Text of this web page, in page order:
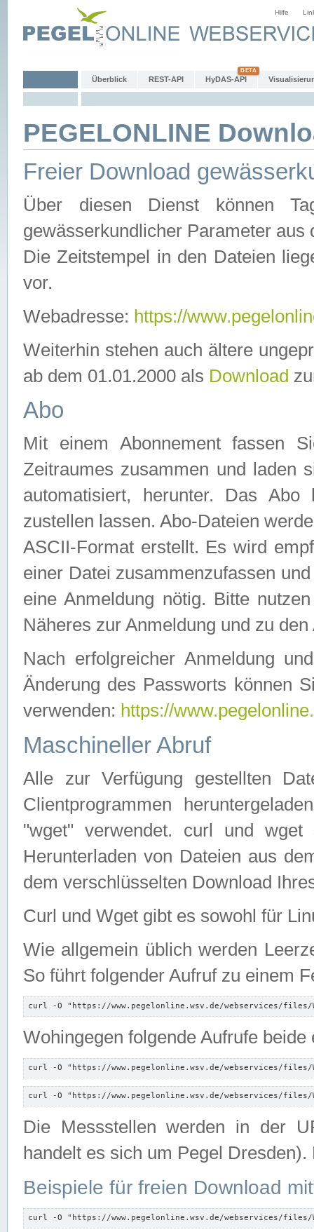
Hilfe
Überblick REST-API HyDAS-API
PEGELONLINE
Freier Download
Über diesen Dienst können
gewässerkundlicher Parameter aus
Die Zeitstempel in den Dateien
vor.
Webadresse: https://
Weiterhin stehen auch ältere
ab dem 01.01.2000 als Download
Abo
Mit einem Abonnement fassen
Zeitraumes zusammen und laden
automatisiert, herunter. Das
zustellen lassen. Abo-Dateien
ASCII-Format erstellt. Es wird
einer Datei zusammenzufassen
eine Anmeldung nötig. Bitte
Näheres zur Anmeldung und zu
Nach erfolgreicher Anmeldung
Änderung des Passworts können
verwenden: https://
Maschineller Abruf
Alle zur Verfügung gestellten
Clientprogrammen
"wget" verwendet. curl und wget
Herunterladen von Dateien aus
dem verschlüsselten Download
Curl und Wget gibt es sowohl für
Wie allgemein üblich werden
So führt folgender Aufruf zu einem
curl -O "https://www.pegelonline.wsv.de/webservices/files/
Wohingegen folgende Aufrufe beide
curl -O "https://www.pegelonline.wsv.de/webservices/files/
curl -O "https://www.pegelonline.wsv.de/webservices/files/
Die Messstellen werden in der
handelt es sich um Pegel
Beispiele für freien Download
curl -O "https://www.pegelonline.wsv.de/webservices/files/